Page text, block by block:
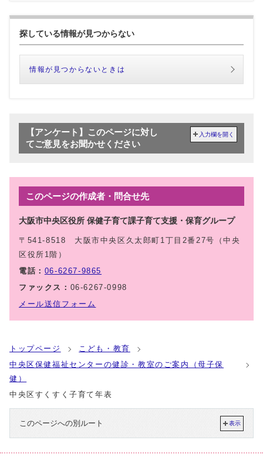
探している情報が見つからない
情報が見つからないときは
【アンケート】このページに対し
てご意見をお聞かせください
入力欄を開く
このページの作成者・問合せ先
大阪市中央区役所 保健子育て課子育て支援・保育グループ
〒541-8518 大阪市中央区久太郎町1丁目2番27号（中央
区役所1階）
電話： 06-6267-9865
ファックス： 06-6267-0998
メール送信フォーム
トップページ
こども・教育
中央区保健福祉センターの健診・教室のご案内（母子保
健）
中央区すくすく子育て年表
このページへの別ルート 表示